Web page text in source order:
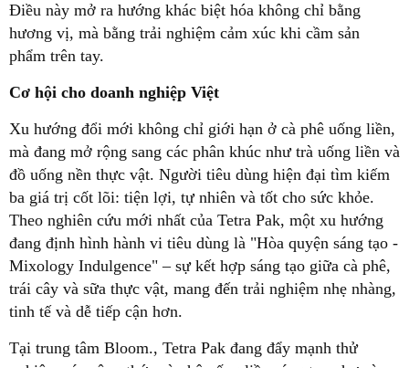
Điều này mở ra hướng khác biệt hóa không chỉ bằng
hương vị, mà bằng trải nghiệm cảm xúc khi cầm sản
phẩm trên tay.
Cơ hội cho doanh nghiệp Việt
Xu hướng đổi mới không chỉ giới hạn ở cà phê uống liền,
mà đang mở rộng sang các phân khúc như trà uống liền và
đồ uống nền thực vật. Người tiêu dùng hiện đại tìm kiếm
ba giá trị cốt lõi: tiện lợi, tự nhiên và tốt cho sức khỏe.
Theo nghiên cứu mới nhất của Tetra Pak, một xu hướng
đang định hình hành vi tiêu dùng là "Hòa quyện sáng tạo -
Mixology Indulgence" – sự kết hợp sáng tạo giữa cà phê,
trái cây và sữa thực vật, mang đến trải nghiệm nhẹ nhàng,
tinh tế và dễ tiếp cận hơn.
Tại trung tâm Bloom., Tetra Pak đang đẩy mạnh thử